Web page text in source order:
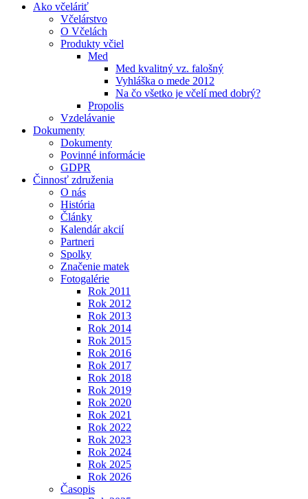
Ako včeláriť
Včelárstvo
O Včelách
Produkty včiel
Med
Med kvalitný vz. falošný
Vyhláška o mede 2012
Na čo všetko je včelí med dobrý?
Propolis
Vzdelávanie
Dokumenty
Dokumenty
Povinné informácie
GDPR
Činnosť združenia
O nás
História
Články
Kalendár akcií
Partneri
Spolky
Značenie matek
Fotogalérie
Rok 2011
Rok 2012
Rok 2013
Rok 2014
Rok 2015
Rok 2016
Rok 2017
Rok 2018
Rok 2019
Rok 2020
Rok 2021
Rok 2022
Rok 2023
Rok 2024
Rok 2025
Rok 2026
Časopis